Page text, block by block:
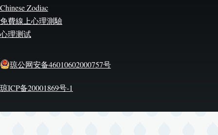
Chinese Zodiac
免費線上心理測驗
心理测试
琼公网安备46010602000757号
琼ICP备20001869号-1